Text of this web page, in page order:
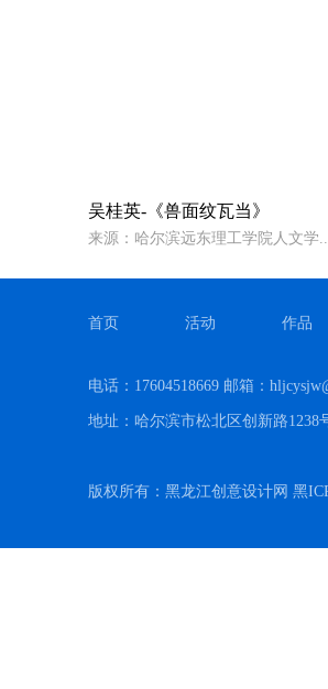
吴桂英-《兽面纹瓦当》
来源：哈尔滨远东理工学院人文学
首页 活动 作品
电话：17604518669 邮箱：
地址：哈尔滨市松北区创新路1238
版权所有：黑龙江创意设计网 黑